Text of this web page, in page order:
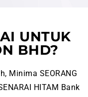
UNTUK
BHD?
Minima SEORANG
HITAM Bank